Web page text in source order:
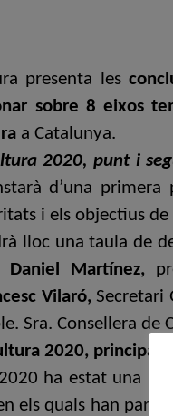
presenta les
sobre 8 eixos
a Catalunya.
2020, punt i
d’una
i els objectius
lloc una taula de
Daniel Martínez,
Vilaró,Secretari
Sra. Consellera
2020, principals
ha estat una
els quals han